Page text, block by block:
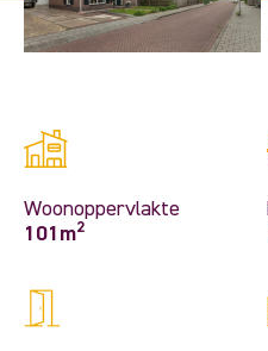
Woonoppervlakte
101m2